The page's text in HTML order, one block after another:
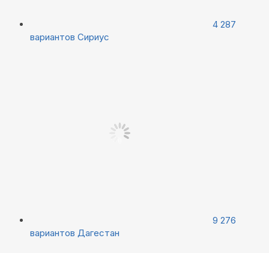
4 287
вариантов Сириус
9 276
вариантов Дагестан